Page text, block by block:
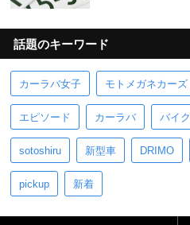
話題のキーワード
カーラバ女子 モトメガネカーズ
エピソード カーラバ バイク
sotoshiru 新型車 DRIMO
pickup 新着